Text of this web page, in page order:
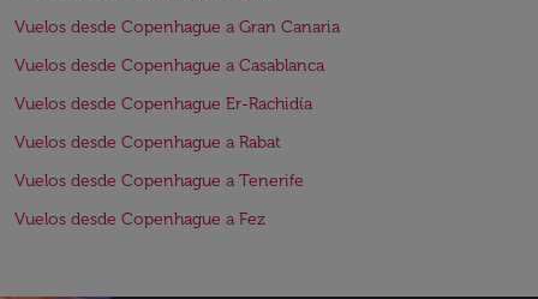
Vuelos desde Copenhague a Gran Canaria
Vuelos desde Copenhague a Casablanca
Vuelos desde Copenhague Er-Rachidía
Vuelos desde Copenhague a Rabat
Vuelos desde Copenhague a Tenerife
Vuelos desde Copenhague a Fez